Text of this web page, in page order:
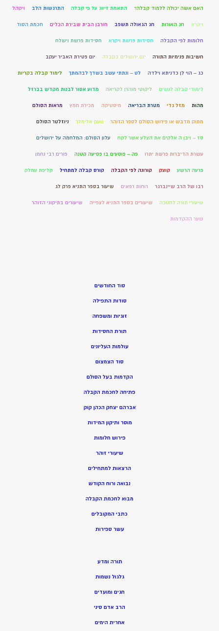
האם אשה יכולה ללמוד קבלה? התאמת זיווג על פי קבלה התרגשות הלב ויקהל
ויקרא חג האורות חג הגאולה תשפב חורבן הבית שבירת הכלים חכמת הסוד
חלומות לפי הקבלה חסידות פרשת ויקרא חסידות פרשת וישלח
חשיבות פנימיות התורה יום ירושלים בקבלה יום פטירת האביר יעקב
כג – הוי לן כדניתא וילדה לט – ונתתי עשב בשדך לבהמתך לימוד קבלה בקריות
לימודי קבלה לנשים ליקוטי מוהרן לקריאה מדוע אסור לבנות מקדש בברזל
מהות מזל גדי מטרת הבריאה מיסטיקה מכירת חמץ מראות הסולם
מתוק מדבש או פירוש הסולם לספר הזוהר נועם אלימלך ניוזלטר הסולם
סז – ויבן ה אלקים את הצלע אשר לקח עלון הסולם: המלחמה על ירושלים
עשרת הדיברות פרשת יתרו פה – פוסעים בו פסיעה קטנה פורים רבי נחמן
פרעה הרשע קוצק קורונה לפי הקבלה קורס קבלה למתחיל קליפת עמלק
רבו של הרב שיינברגר רוחות רפאים שיעור בספר התניא פרק לג
שיעורי תורה לחנוכה שיעורים בספר התניא לצפייה שיעורים בתיקוני הזוהר
שער ההקדמות
סוד החודשים
סודות התפילה
זוגיות ומשפחה
תורת החסידות
עולמות העליונים
סוד הצמצום
הקדמות בעל הסולם
פתיחה לחכמת הקבלה
אברהם יצחק הכהן קוק
מוסר ותיקון המידות
פירוש חלומות
שיעורי זוהר
הרצאות למתחילים
נבואה ורוח הקודש
מבוא לחכמת הקבלה
כתבי המקובלים
עשר ספירות
תורה ומדע
גלגול נשמות
חגים ומועדים
הרב אדם סיני
אחרית הימים